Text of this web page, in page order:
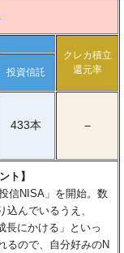
クレカ積立
還元率
投資信託
433本 −
ト】
信NISA」を開始。数
んでいるうえ、
長にかける」といっ
るので、自分好みのN